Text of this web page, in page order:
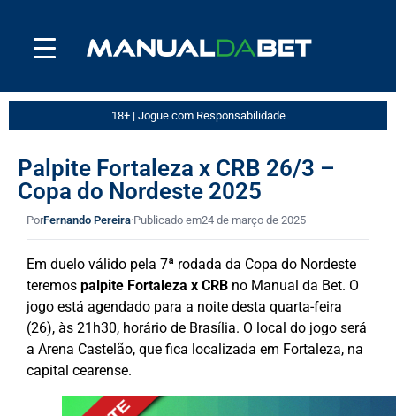
18+ | Jogue com Responsabilidade
Palpite Fortaleza x CRB 26/3 –
Copa do Nordeste 2025
PorFernando Pereira·Publicado em24 de março de 2025
Em duelo válido pela 7ª rodada da Copa do Nordeste
teremos palpite Fortaleza x CRB no Manual da Bet. O
jogo está agendado para a noite desta quarta-feira
(26), às 21h30, horário de Brasília. O local do jogo será
a Arena Castelão, que fica localizada em Fortaleza, na
capital cearense.